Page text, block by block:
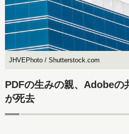
JHVEPhoto / Shutterstock.com
PDFの生みの親、Adobeの
が死去